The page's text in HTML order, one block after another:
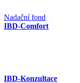
Nadační fond
IBD-Comfort
IBD-Konzultace